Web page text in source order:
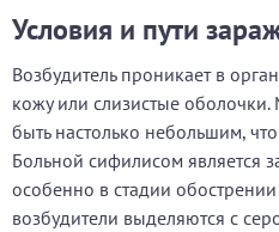
Условия и пути
Возбудитель проникает в
кожу или слизистые
быть настолько небольшим,
Больной сифилисом является
особенно в стадии
возбудители выделяются с